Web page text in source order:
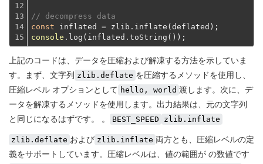
12
13
14
15
// decompress data
const
console
上記のコードは、データを圧縮および解凍する方法を示していま
す。まず、文字列 zlib.deflate を圧縮するメソッドを使用し、
圧縮レベル オプションとして hello, world 渡します。次に、デ
ータを解凍するメソッドを使用します。出力結果は、元の文字列
と同じになるはずです。 。
BEST_SPEED zlib.inflate
zlib.deflate および zlib.inflate 両方とも、圧縮レベルの定
義をサポートしています。圧縮レベルは、値の範囲が の数値です